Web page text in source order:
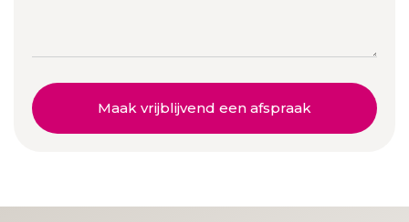
Maak vrijblijvend een afspraak